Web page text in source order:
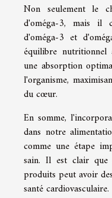
Non seulement le
d'oméga-3, mais il
d'oméga-3 et
équilibre
une absorption
l'organisme,
du cœur.
En somme,
dans notre
comme une étape
sain. Il est clair que
produits peut avoir
santé cardiovasculaire.